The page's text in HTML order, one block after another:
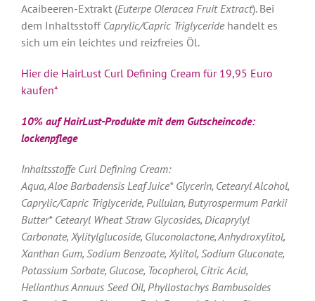
Acaibeeren-Extrakt (Euterpe Oleracea Fruit Extract). Bei
dem Inhaltsstoff Caprylic/Capric Triglyceridehandelt es
sich um ein leichtes und reizfreies Öl.
Hier die HairLust Curl Defining Cream für 19,95 Euro
kaufen*
10% auf HairLust-Produkte mit dem Gutscheincode:
lockenpflege
Inhaltsstoffe Curl Defining Cream:
Aqua, Aloe Barbadensis Leaf Juice* Glycerin, Cetearyl Alcohol,
Caprylic/Capric Triglyceride, Pullulan, Butyrospermum Parkii
Butter* Cetearyl Wheat Straw Glycosides, Dicaprylyl
Carbonate, Xylitylglucoside, Gluconolactone, Anhydroxylitol,
Xanthan Gum, Sodium Benzoate, Xylitol, Sodium Gluconate,
Potassium Sorbate, Glucose, Tocopherol, Citric Acid,
Helianthus Annuus Seed Oil, Phyllostachys Bambusoides